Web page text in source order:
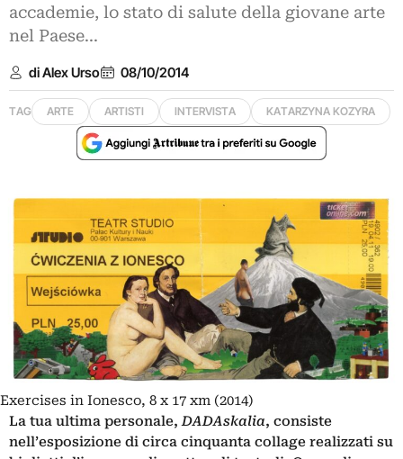
accademie, lo stato di salute della giovane arte
nel Paese...
di Alex Urso 08/10/2014
TAG ARTE ARTISTI INTERVISTA KATARZYNA KOZYRA
Exercises in Ionesco, 8 x 17 xm (2014)
La tua ultima personale,DADAskalia, consiste
nell’esposizione di circa cinquanta collage realizzati su